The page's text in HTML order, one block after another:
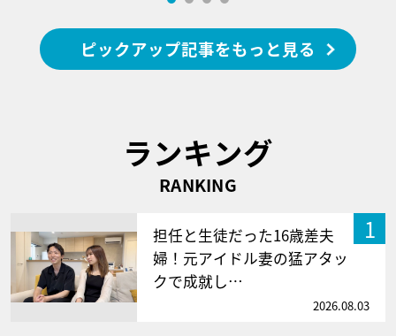
ピックアップ記事をもっと見る
ランキング
RANKING
1
担任と生徒だった16歳差夫
婦！元アイドル妻の猛アタッ
クで成就し…
2026.08.03